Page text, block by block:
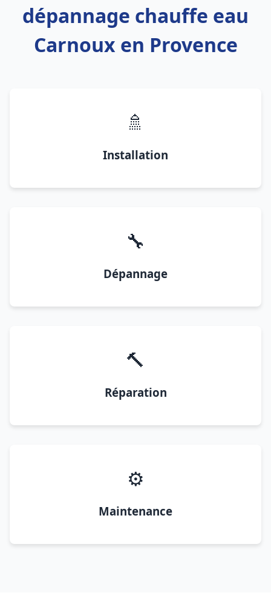
dépannage chauffe eau
Carnoux en Provence
🚿
Installation
🔧
Dépannage
🔨
Réparation
⚙️
Maintenance